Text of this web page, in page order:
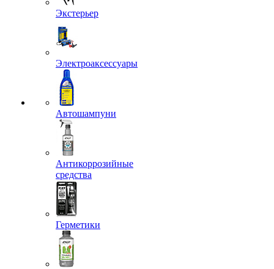
Экстерьер
Электроаксессуары
Автошампуни
Антикоррозийные
средства
Герметики